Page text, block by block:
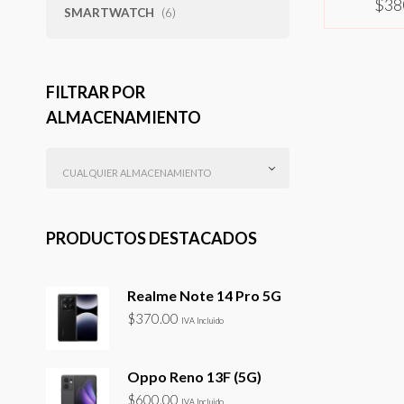
SMARTWATCH (6)
FILTRAR POR
ALMACENAMIENTO
CUALQUIER ALMACENAMIENTO
PRODUCTOS DESTACADOS
Realme Note 14 Pro 5G
$370.00 IVA Incluido
Oppo Reno 13F (5G)
$600.00 IVA Incluido
$